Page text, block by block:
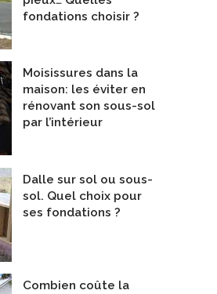
fondations choisir ?
Moisissures dans la
maison: les éviter en
rénovant son sous-sol
par l’intérieur
Dalle sur sol ou sous-
sol. Quel choix pour
ses fondations ?
Combien coûte la
Maison Mont-Arpin
Entrepreneurs Généraux
De AG3 Architecture +